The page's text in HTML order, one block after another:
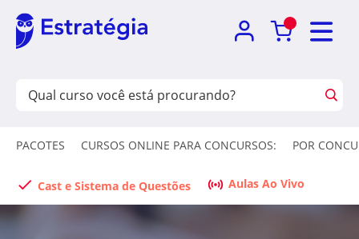
PACOTES CURSOS ONLINE PARA CONCURSOS: POR
Cast e Sistema de Questões Aulas Ao Vivo